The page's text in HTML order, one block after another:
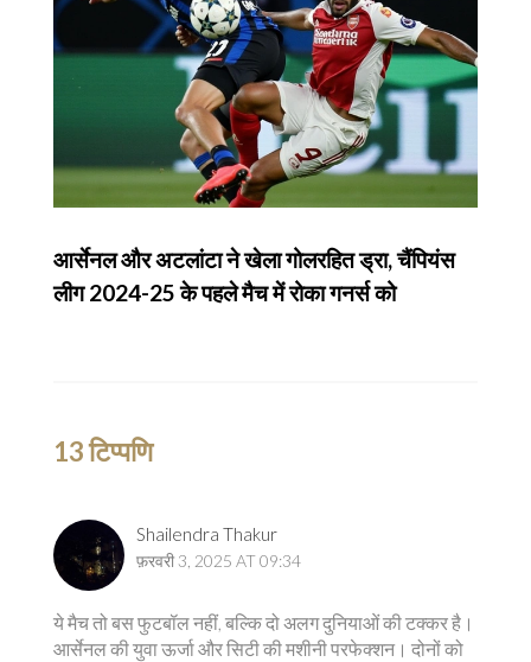
आर्सेनल और अटलांटा ने खेला गोलरहित ड्रा, चैंपियंस
लीग 2024-25 के पहले मैच में रोका गनर्स को
13 टिप्पणि
Shailendra Thakur
फ़रवरी 3, 2025 AT 09:34
ये मैच तो बस फुटबॉल नहीं, बल्कि दो अलग दुनियाओं की टक्कर है।
आर्सेनल की युवा ऊर्जा और सिटी की मशीनी परफेक्शन। दोनों को